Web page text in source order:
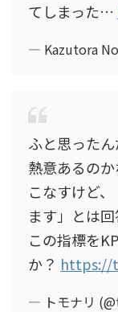
てしまった…
— Kazutora
ふと思った
熱意あるの
こなすけど
ます」とは
この指標を
か？ https://
— トモナリ